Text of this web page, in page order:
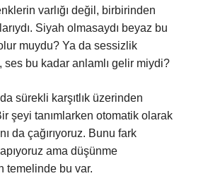
varlığı değil, birbirinden
Siyah olmasaydı beyaz bu
muydu? Ya da sessizlik
ses bu kadar anlamlı gelir miydi?
sürekli karşıtlık üzerinden
şeyi tanımlarken otomatik olarak
da çağırıyoruz. Bunu fark
ama düşünme
temelinde bu var.